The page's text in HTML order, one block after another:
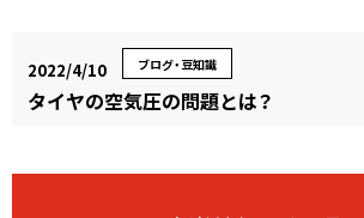
2022/4/10 ブログ・豆知識
タイヤの空気圧の問題とは？